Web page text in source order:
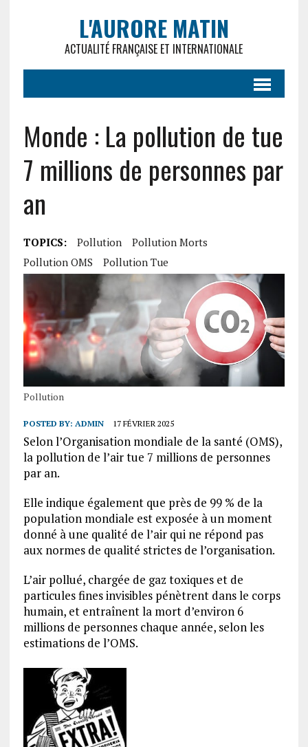
L'AURORE MATIN
ACTUALITÉ FRANÇAISE ET INTERNATIONALE
Monde : La pollution de tue
7 millions de personnes par
an
TOPICS: Pollution
Pollution Morts
Pollution OMS
Pollution Tue
Pollution
POSTED BY: ADMIN 17 FÉVRIER 2025
Selon l’Organisation mondiale de la santé (OMS),
la pollution de l’air tue 7 millions de personnes
par an.
Elle indique également que près de 99 % de la
population mondiale est exposée à un moment
donné à une qualité de l’air qui ne répond pas
aux normes de qualité strictes de l’organisation.
L’air pollué, chargée de gaz toxiques et de
particules fines invisibles pénètrent dans le corps
humain, et entraînent la mort d’environ 6
millions de personnes chaque année, selon les
estimations de l’OMS.